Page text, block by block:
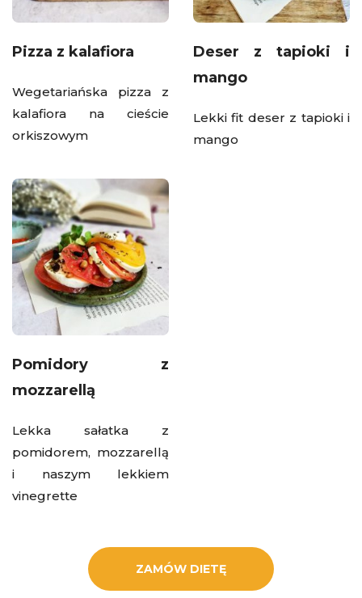
Pizza z kalafiora
Wegetariańska pizza z
kalafiora na cieście
orkiszowym
Deser z tapioki i
mango
Lekki fit deser z tapioki i
mango
Pomidory z
mozzarellą
Lekka sałatka z
pomidorem, mozzarellą
i naszym lekkiem
vinegrette
ZAMÓW DIETĘ